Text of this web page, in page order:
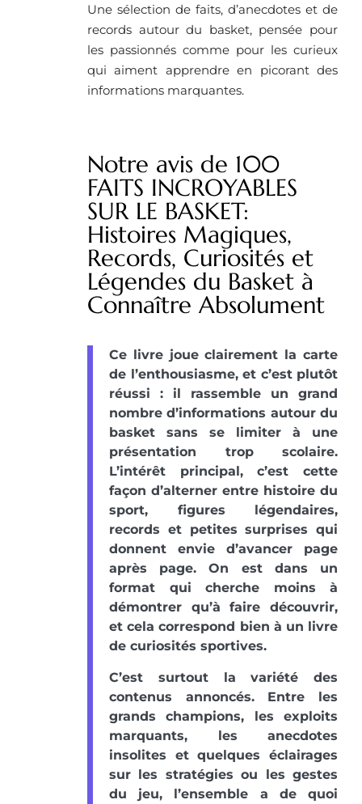
Une sélection de faits, d’anecdotes et de
records autour du basket, pensée pour
les passionnés comme pour les curieux
qui aiment apprendre en picorant des
informations marquantes.
Notre avis de 100
FAITS INCROYABLES
SUR LE BASKET:
Histoires Magiques,
Records, Curiosités et
Légendes du Basket à
Connaître Absolument
Ce livre joue clairement la carte
de l’enthousiasme, et c’est plutôt
réussi : il rassemble un grand
nombre d’informations autour du
basket sans se limiter à une
présentation trop scolaire.
L’intérêt principal, c’est cette
façon d’alterner entre histoire du
sport, figures légendaires,
records et petites surprises qui
donnent envie d’avancer page
après page. On est dans un
format qui cherche moins à
démontrer qu’à faire découvrir,
et cela correspond bien à un livre
de curiosités sportives.
C’est surtout la variété des
contenus annoncés. Entre les
grands champions, les exploits
marquants, les anecdotes
insolites et quelques éclairages
sur les stratégies ou les gestes
du jeu, l’ensemble a de quoi